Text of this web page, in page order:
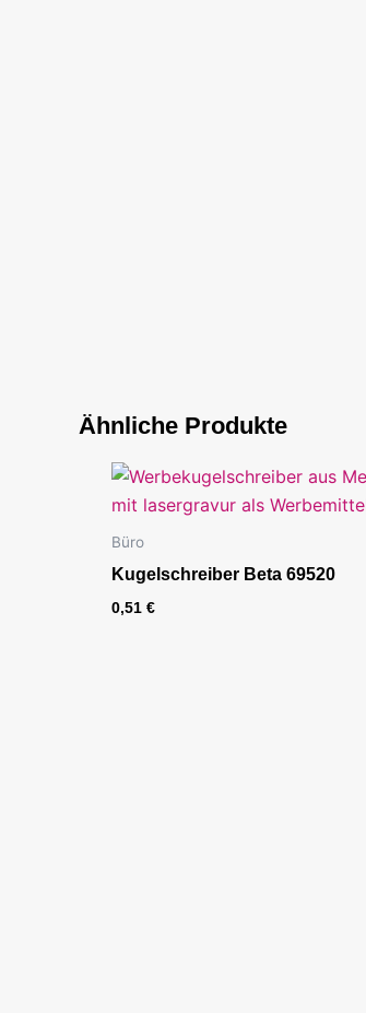
Ähnliche Produkte
Büro
Kugelschreiber Beta 69520
0,51 €